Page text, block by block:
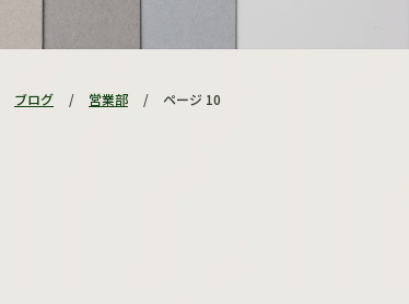
ブログ / 営業部 / ページ 10